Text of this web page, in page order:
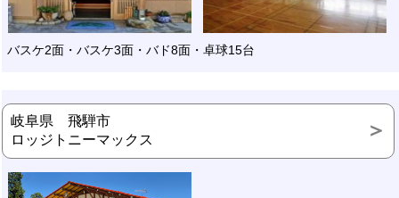
バスケ2面・バスケ3面・バド8面・卓球15台
岐阜県 飛騨市
ロッジトニーマックス